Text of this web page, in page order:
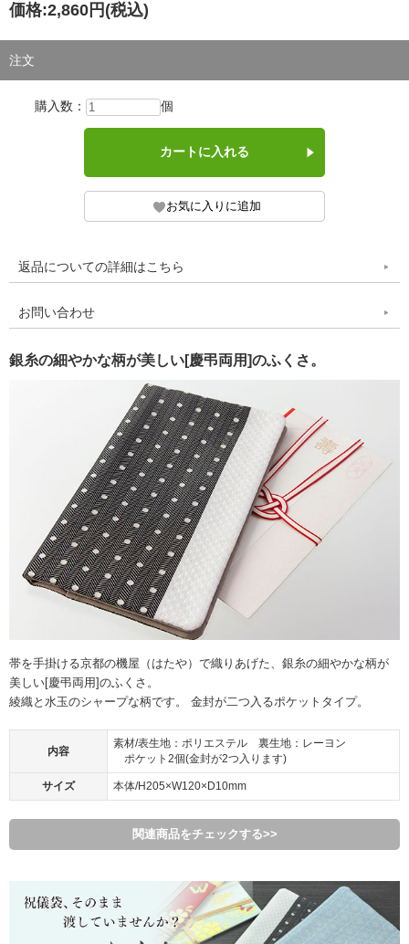
価格:2,860円 (税込)
注文
購入数： 個
返品についての詳細はこちら
お問い合わせ
銀糸の細やかな柄が美しい[慶弔両用]のふくさ。
帯を手掛ける京都の機屋（はたや）で織りあげた、銀糸の細やかな柄が
美しい[慶弔両用]のふくさ。
綾織と水玉のシャープな柄です。 金封が二つ入るポケットタイプ。
内容
素材/表生地：ポリエステル 裏生地：レーヨン
ポケット2個(金封が2つ入ります)
サイズ 本体/H205×W120×D10mm
関連商品をチェックする>>